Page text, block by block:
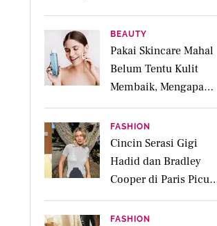
BEAUTY
Pakai Skincare Mahal
Belum Tentu Kulit
Membaik, Mengapa
Diagnosis Kulit Lebih
Penting?
FASHION
Cincin Serasi Gigi
Hadid dan Bradley
Cooper di Paris Picu
Spekulasi Menikah,
Berapa Harganya?
FASHION